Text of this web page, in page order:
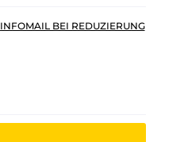
INFOMAIL BEI REDUZIERUNG